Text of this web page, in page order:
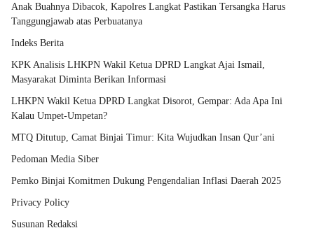
Anak Buahnya Dibacok, Kapolres Langkat Pastikan Tersangka Harus
Tanggungjawab atas Perbuatanya
Indeks Berita
KPK Analisis LHKPN Wakil Ketua DPRD Langkat Ajai Ismail,
Masyarakat Diminta Berikan Informasi
LHKPN Wakil Ketua DPRD Langkat Disorot, Gempar: Ada Apa Ini
Kalau Umpet-Umpetan?
MTQ Ditutup, Camat Binjai Timur: Kita Wujudkan Insan Qur’ani
Pedoman Media Siber
Pemko Binjai Komitmen Dukung Pengendalian Inflasi Daerah 2025
Privacy Policy
Susunan Redaksi